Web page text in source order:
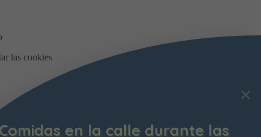
Comidas en la calle durante las